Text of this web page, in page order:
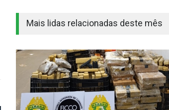
Mais lidas relacionadas deste mês